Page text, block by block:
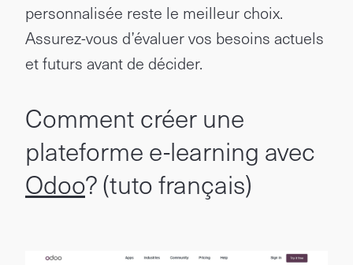
personnalisée reste le meilleur choix.
Assurez-vous d’évaluer vos besoins actuels
et futurs avant de décider.
Comment créer une
plateforme e-learning avec
Odoo? (tuto français)